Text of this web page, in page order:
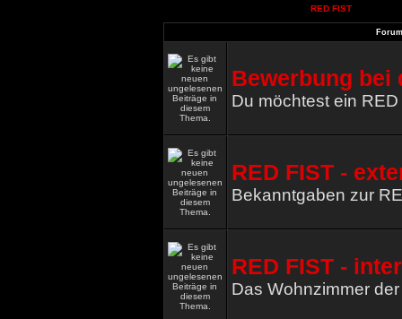
RED FIST
Bewerbung bei
Du möchtest ein
RED FIST -
Bekanntgaben zur
RED FIST -
Das Wohnzimmer